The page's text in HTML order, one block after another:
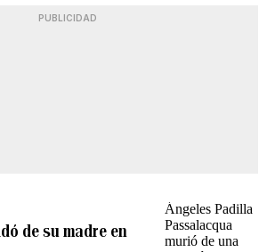
PUBLICIDAD
de su madre en